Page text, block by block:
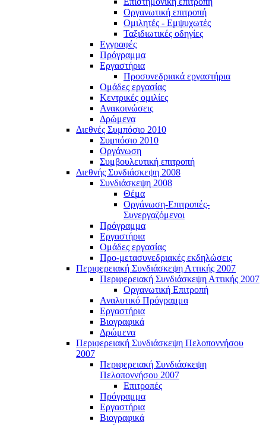
Οργανωτική επιτροπή
Ομιλητές - Εμψυχωτές
Ταξιδιωτικές οδηγίες
Εγγραφές
Πρόγραμμα
Εργαστήρια
Προσυνεδριακά εργαστήρια
Ομάδες εργασίας
Κεντρικές ομιλίες
Ανακοινώσεις
Δρώμενα
Διεθνές Συμπόσιο 2010
Συμπόσιο 2010
Οργάνωση
Συμβουλευτική επιτροπή
Διεθνής Συνδιάσκεψη 2008
Συνδιάσκεψη 2008
Θέμα
Οργάνωση-Επιτροπές-
Συνεργαζόμενοι
Πρόγραμμα
Εργαστήρια
Ομάδες εργασίας
Προ-μετασυνεδριακές εκδηλώσεις
Περιφερειακή Συνδιάσκεψη Αττικής 2007
Περιφερειακή Συνδιάσκεψη Αττικής 2007
Οργανωτική Επιτροπή
Αναλυτικό Πρόγραμμα
Εργαστήρια
Βιογραφικά
Δρώμενα
Περιφερειακή Συνδιάσκεψη Πελοποννήσου
2007
Περιφερειακή Συνδιάσκεψη
Πελοποννήσου 2007
Επιτροπές
Πρόγραμμα
Εργαστήρια
Βιογραφικά